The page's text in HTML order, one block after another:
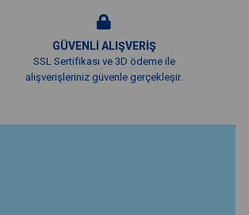
GÜVENLİ ALIŞVERİŞ
SSL Sertifikası ve 3D ödeme ile
alışverişleriniz güvenle gerçekleşir.